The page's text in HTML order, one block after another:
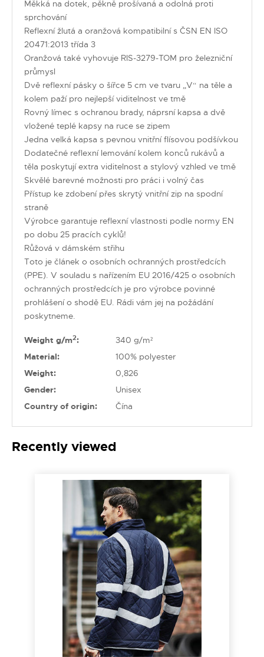
Měkká na dotek, pěkně prošívaná a odolná proti
sprchování
Reflexní žlutá a oranžová kompatibilní s ČSN EN ISO
20471:2013 třída 3
Oranžová také vyhovuje RIS-3279-TOM pro železniční
průmysl
Dvě reflexní pásky o šířce 5 cm ve tvaru „V“ na těle a
kolem paží pro nejlepší viditelnost ve tmě
Rovný límec s ochranou brady, náprsní kapsa a dvě
vložené teplé kapsy na ruce se zipem
Jedna velká kapsa s pevnou vnitřní flísovou podšívkou
Dodatečné reflexní lemování kolem konců rukávů a
těla poskytují extra viditelnost a stylový vzhled ve tmě
Skvělé barevné možnosti pro práci i volný čas
Přístup ke zdobení přes skrytý vnitřní zip na spodní
straně
Výrobce garantuje reflexní vlastnosti podle normy EN
po dobu 25 pracích cyklů!
Růžová v dámském střihu
Toto je článek o osobních ochranných prostředcích
(PPE). V souladu s nařízením EU 2016/425 o osobních
ochranných prostředcích je pro výrobce povinné
prohlášení o shodě EU. Rádi vám jej na požádání
poskytneme.
Weight g/m2:
340 g/m²
Material:
100% polyester
Weight:
0,826
Gender:
Unisex
Country of origin:
Čína
Recently viewed